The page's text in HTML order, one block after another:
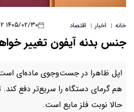
خانه | اخبار | اقتصاد ۱۴۰۵/۰۲/۳۰ ۱۱:۱۳:۰۲
جنس بدنه آیفون تغییر
اپل ظاهرا در جست‌وجوی ماده‌ای
هم گرمای دستگاه را سریع‌تر دفع
حالا نوبت فلز مایع است.